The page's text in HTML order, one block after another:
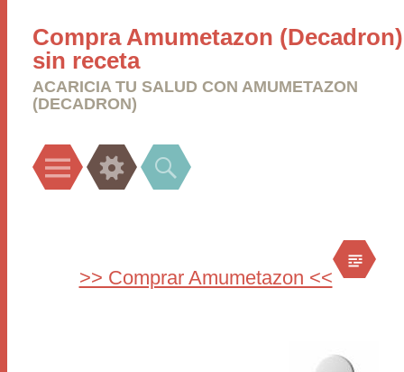
Compra Amumetazon (Decadron)
sin receta
ACARICIA TU SALUD CON AMUMETAZON
(DECADRON)
Menu Widgets Search
>> Comprar Amumetazon <<